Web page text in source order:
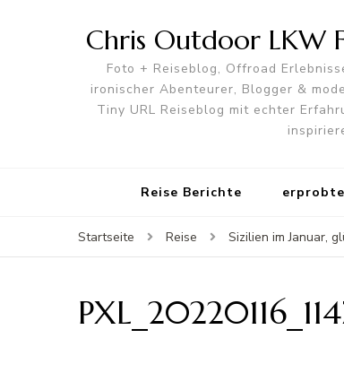
Chris Outdoor LKW
Foto + Reiseblog, Offroad
ironischer Abenteurer, Blogger &
Tiny URL Reiseblog mit echter
Reise Berichte
Startseite Reise Sizilien im Januar,